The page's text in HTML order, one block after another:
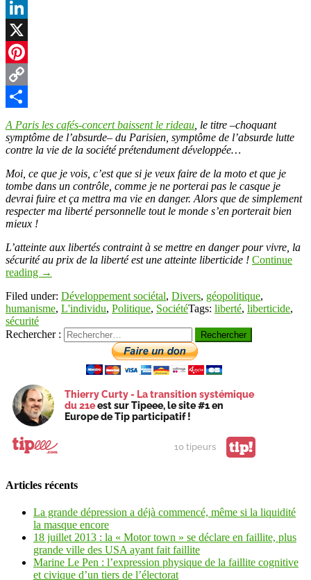
Facebook
LinkedIn
X
Pinterest
Copy
Link
Partager
A Paris les cafés-concert baissent le rideau , le titre –choquant
symptôme de l’absurde– du Parisien, symptôme de l’absurde lutte
contre la vie de la société prétendument développée…
Moi, ce que je vois, c’est que si je veux faire de la moto et que je
tombe dans un contrôle, comme je ne porterai pas le casque je
devrai fuire et ça mettra ma vie en danger. Alors que de simplement
respecter ma liberté personnelle tout le monde s’en porterait bien
mieux !
L’atteinte aux libertés contraint à se mettre en danger pour vivre, la
sécurité au prix de la liberté est une atteinte liberticide ! Continue
reading →
Filed under: Développement sociétal, Divers, géopolitique,
humanisme, L'individu, Politique, SociétéTags: liberté, liberticide,
sécurité
Rechercher :
Thierry Curty - La transition systémique
du 21eest sur Tipeee, le site #1 en
Europe de Tip participatif !
10 tipeurs tip!
Articles récents
La grande dépression a déjà commencé, même si la liquidité
la masque encore
18 juillet 2013 : la « Motor town » se déclare en faillite, plus
grande ville des USA ayant fait faillite
Marine Le Pen : l’expression physique de la faillite cognitive
et civique d’un tiers de l’électorat